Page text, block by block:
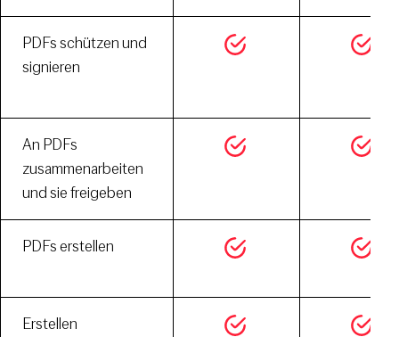
PDFs schützen und
signieren
An PDFs
zusammenarbeiten
und sie freigeben
PDFs erstellen
Erstellen